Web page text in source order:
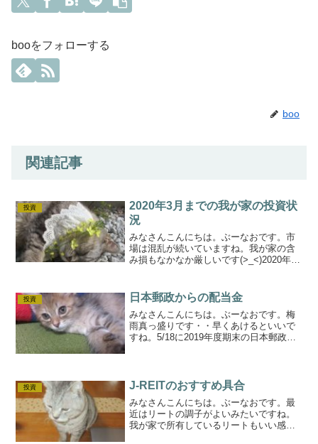
booをフォローする
boo
関連記事
投資
2020年3月までの我が家の投資状
況
みなさんこんにちは。ぶーなおです。市
場は混乱が続いていますね。我が家の含
み損もなかなか厳しいです(>_<)2020年3
感じになっています（2019年1月比）先月
に引...
投資 日本郵政からの配当金
みなさんこんにちは。ぶーなおです。梅
雨真っ盛りです・・早くあけるといいで
すね。5/18に2019年度期末の日本郵政か
とめていき...
投資 J-REITのおすすめ具合
みなさんこんにちは。ぶーなおです。最
近はリートの調子がよいみたいですね。
我が家で所有しているリートもいい感じ